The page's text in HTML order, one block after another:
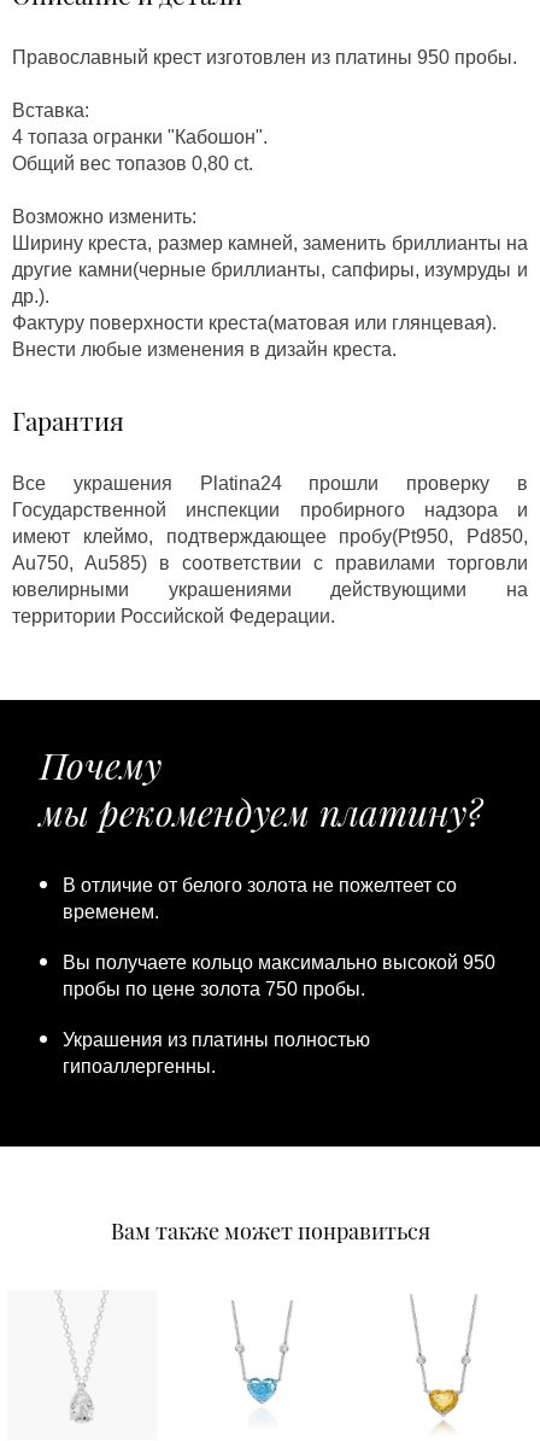
Православный крест изготовлен из платины 950 пробы.
Вставка:
4 топаза огранки "Кабошон".
Общий вес топазов 0,80 ct.
Возможно изменить:
Ширину креста, размер камней, заменить бриллианты на
другие камни(черные бриллианты, сапфиры, изумруды и
др.).
Фактуру поверхности креста(матовая или глянцевая).
Внести любые изменения в дизайн креста.
Гарантия
Все украшения Platina24 прошли проверку в
Государственной инспекции пробирного надзора и
имеют клеймо, подтверждающее пробу(Pt950, Pd850,
Au750, Au585) в соответствии с правилами торговли
ювелирными украшениями действующими на
территории Российской Федерации.
Почему
мы рекомендуем платину?
В отличие от белого золота не пожелтеет со
временем.
Вы получаете кольцо максимально высокой 950
пробы по цене золота 750 пробы.
Украшения из платины полностью
гипоаллергенны.
Вам также может понравиться